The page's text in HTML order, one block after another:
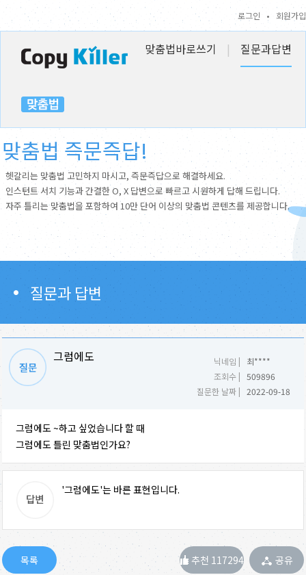
로그인 • 회원가입
맞춤법바로쓰기 | 질문과답변
맞춤법 즉문즉답!
헷갈리는 맞춤법 고민하지 마시고, 즉문즉답으로 해결하세요.
인스턴트 서치 기능과 간결한 O, X 답변으로 빠르고 시원하게 답해 드립니다.
자주 틀리는 맞춤법을 포함하여 10만 단어 이상의 맞춤법 콘텐츠를 제공합니다.
질문과 답변
닉네임 |
최****
조회수 | 509896
질문한 날짜 | 2022-09-18
그럼에도
그럼에도 ~하고 싶었습니다 할 때
그럼에도 틀린 맞춤법인가요?
'그럼에도'는 바른 표현입니다.
추천 117294 공유